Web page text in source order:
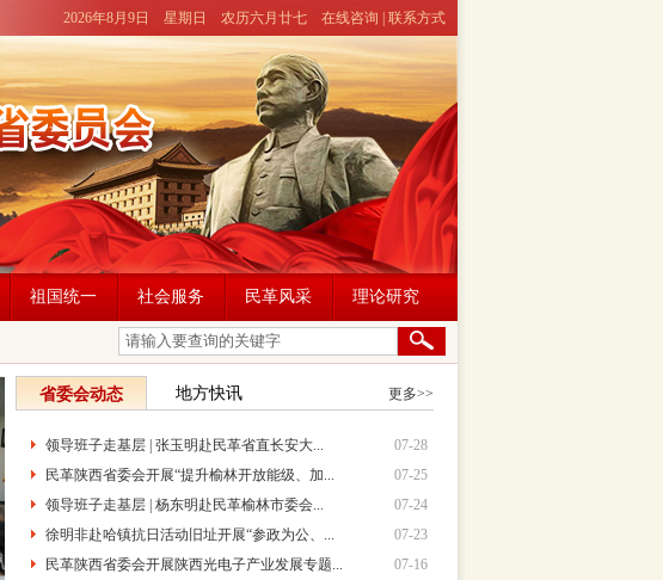
2026年8月9日 星期日 农历六月廿七 在线咨询 联系方式
祖国统一 社会服务 民革风采 理论研究
省委会动态 地方快讯 更多>>
领导班子走基层 | 张玉明赴民革省直长安大...
07-28
民革陕西省委会开展“提升榆林开放能级、加...
07-25
领导班子走基层 | 杨东明赴民革榆林市委会...
07-24
徐明非赴哈镇抗日活动旧址开展“参政为公、...
07-23
民革陕西省委会开展陕西光电子产业发展专题...
07-16